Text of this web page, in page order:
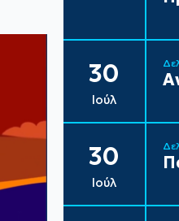
30
Ιούλ
30
Ιούλ